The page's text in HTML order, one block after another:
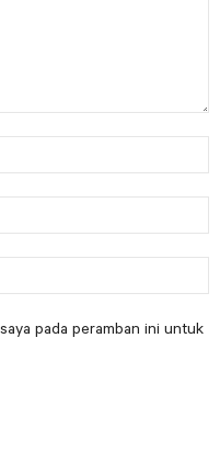
pada peramban ini untuk